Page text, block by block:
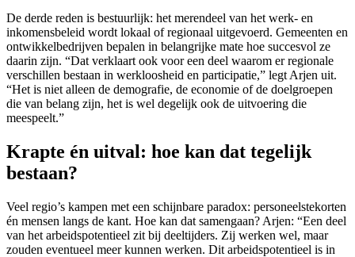
De derde reden is bestuurlijk: het merendeel van het werk- en
inkomensbeleid wordt lokaal of regionaal uitgevoerd. Gemeenten en
ontwikkelbedrijven bepalen in belangrijke mate hoe succesvol ze
daarin zijn. “Dat verklaart ook voor een deel waarom er regionale
verschillen bestaan in werkloosheid en participatie,” legt Arjen uit.
“Het is niet alleen de demografie, de economie of de doelgroepen
die van belang zijn, het is wel degelijk ook de uitvoering die
meespeelt.”
Krapte én uitval: hoe kan dat tegelijk
bestaan?
Veel regio’s kampen met een schijnbare paradox: personeelstekorten
én mensen langs de kant. Hoe kan dat samengaan? Arjen: “Een deel
van het arbeidspotentieel zit bij deeltijders. Zij werken wel, maar
zouden eventueel meer kunnen werken. Dit arbeidspotentieel is in